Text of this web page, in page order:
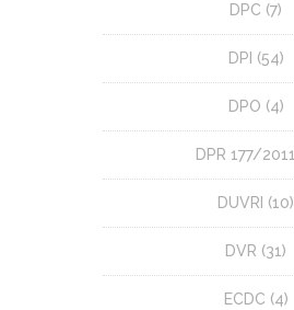
DPC (7)
DPI (54)
DPO (4)
DPR 177/2011
DUVRI (10)
DVR (31)
ECDC (4)